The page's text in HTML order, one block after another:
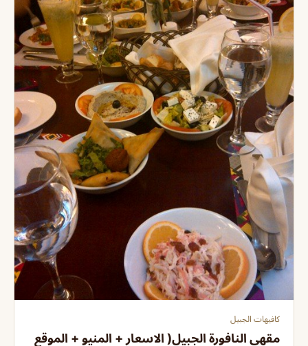
كافيهات الجبيل
مقهي النافورة الجبيل( الاسعار + المنيو + الموقع